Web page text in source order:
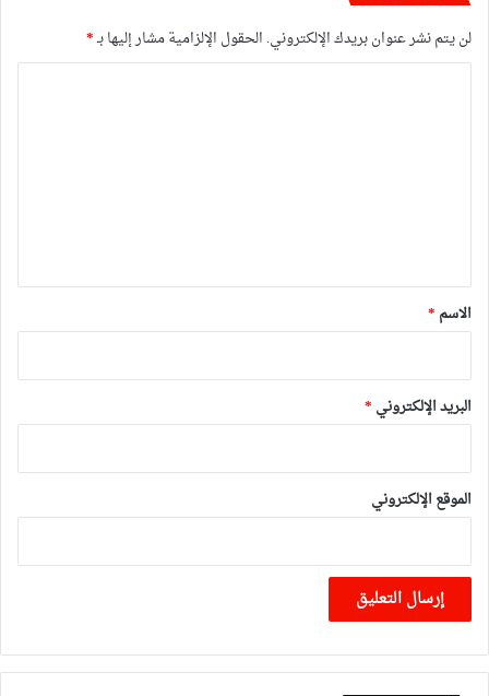
لن يتم نشر عنوان بريدك الإلكتروني. الحقول الإلزامية مشار إليها بـ*
*
الاسم *
البريد الإلكتروني *
الموقع الإلكتروني